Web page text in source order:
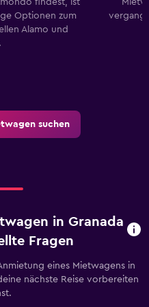
Optionen zum
Alamo und
suchen
in Granada
Fragen
eines Mietwagens in
nächste Reise vorbereiten